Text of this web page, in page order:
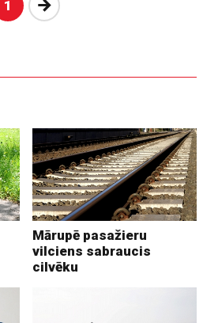
1 Nākošā
Mārupē pasažieru
vilciens sabraucis
cilvēku